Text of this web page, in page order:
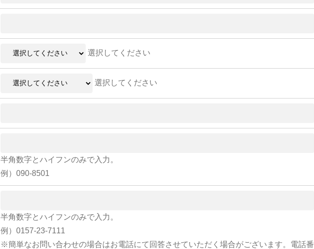
選択してください
選択してください
半角数字とハイフンのみで入力。
例）090-8501
半角数字とハイフンのみで入力。
例）0157-23-7111
※簡単なお問い合わせの場合はお電話にて回答させていただく場合がございます。電話番